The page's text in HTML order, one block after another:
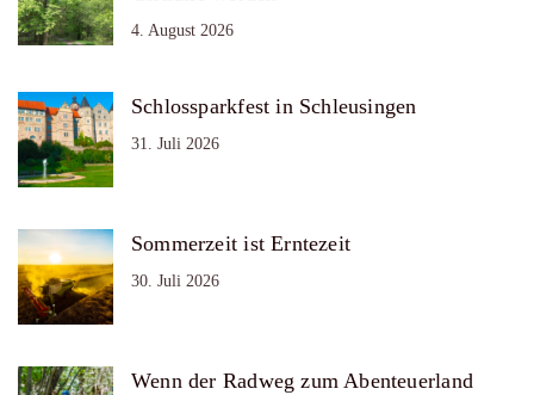
4. August 2026
Schlossparkfest in Schleusingen
31. Juli 2026
Sommerzeit ist Erntezeit
30. Juli 2026
Wenn der Radweg zum Abenteuerland